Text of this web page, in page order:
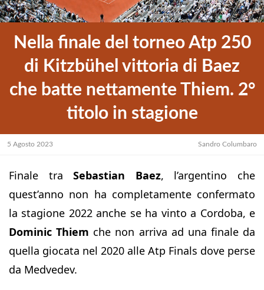
Nella finale del torneo Atp 250
di Kitzbühel vittoria di Baez
che batte nettamente Thiem. 2°
titolo in stagione
5 Agosto 2023 Sandro Columbaro
Finale traSebastian Baez, l’argentino che
quest’anno non ha completamente confermato
la stagione 2022 anche se ha vinto a Cordoba, e
Dominic Thiem che non arriva ad una finale da
quella giocata nel 2020 alle Atp Finals dove perse
da Medvedev.